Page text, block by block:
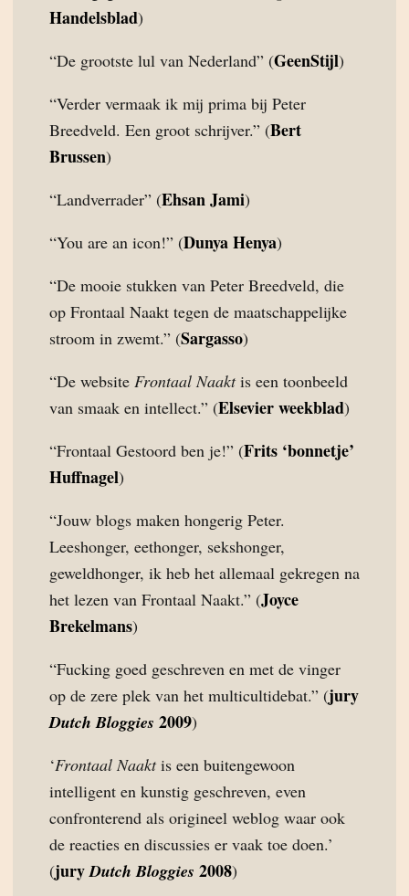
Handelsblad)
“De grootste lul van Nederland” (GeenStijl)
“Verder vermaak ik mij prima bij Peter
Breedveld. Een groot schrijver.” (Bert
Brussen)
“Landverrader” (Ehsan Jami)
“You are an icon!” (Dunya Henya)
“De mooie stukken van Peter Breedveld, die
op Frontaal Naakt tegen de maatschappelijke
stroom in zwemt.” (Sargasso)
“De website Frontaal Naaktis een toonbeeld
van smaak en intellect.” (Elsevier weekblad)
“Frontaal Gestoord ben je!” (Frits ‘bonnetje’
Huffnagel)
“Jouw blogs maken hongerig Peter.
Leeshonger, eethonger, sekshonger,
geweldhonger, ik heb het allemaal gekregen na
het lezen van Frontaal Naakt.” (Joyce
Brekelmans)
“Fucking goed geschreven en met de vinger
op de zere plek van het multicultidebat.” (jury
Dutch Bloggies 2009)
‘Frontaal Naaktis een buitengewoon
intelligent en kunstig geschreven, even
confronterend als origineel weblog waar ook
de reacties en discussies er vaak toe doen.’
(juryDutch Bloggies 2008)